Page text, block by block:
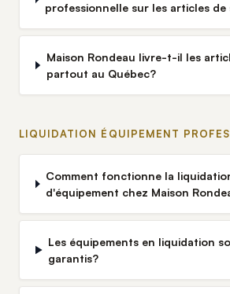
professionnelle sur les articles de
Maison Rondeau livre-t-il les
partout au Québec?
LIQUIDATION ÉQUIPEMENT
Comment fonctionne la
d'équipement chez Maison
Les équipements en liquidation
garantis?